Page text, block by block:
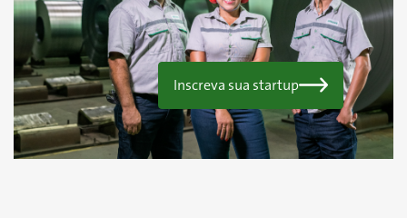
Inscreva sua startup